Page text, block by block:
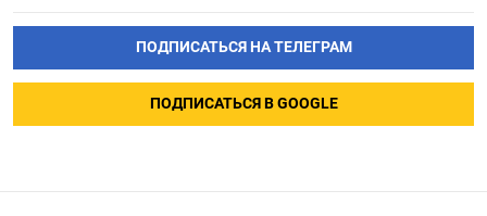
ПОДПИСАТЬСЯ НА ТЕЛЕГРАМ
ПОДПИСАТЬСЯ В GOOGLE